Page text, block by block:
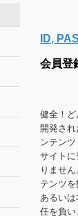
ID,
会員登
健全！
開発さ
ンテン
サイト
りませ
テンツ
あるい
任を負い